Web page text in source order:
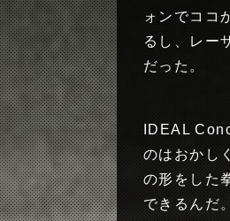
ォンでココ
るし、レー
だった。
IDEAL
のはおかし
の形をした
できるんだ。